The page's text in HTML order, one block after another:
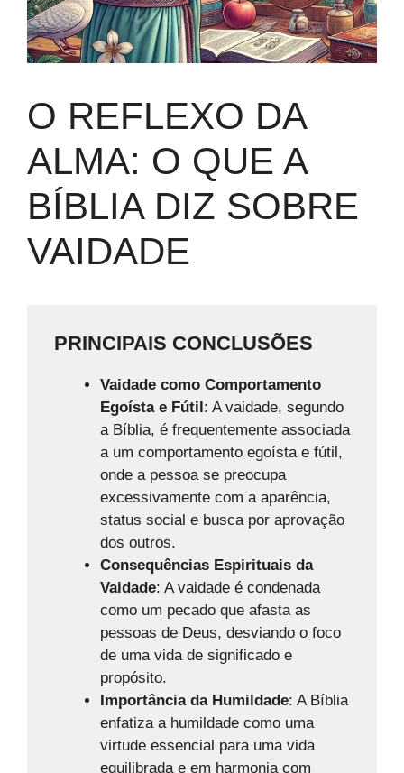
O REFLEXO DA
ALMA: O QUE A
BÍBLIA DIZ SOBRE
VAIDADE
PRINCIPAIS CONCLUSÕES
Vaidade como Comportamento
Egoísta e Fútil: A vaidade, segundo
a Bíblia, é frequentemente associada
a um comportamento egoísta e fútil,
onde a pessoa se preocupa
excessivamente com a aparência,
status social e busca por aprovação
dos outros.
Consequências Espirituais da
Vaidade: A vaidade é condenada
como um pecado que afasta as
pessoas de Deus, desviando o foco
de uma vida de significado e
propósito.
Importância da Humildade: A Bíblia
enfatiza a humildade como uma
virtude essencial para uma vida
equilibrada e em harmonia com